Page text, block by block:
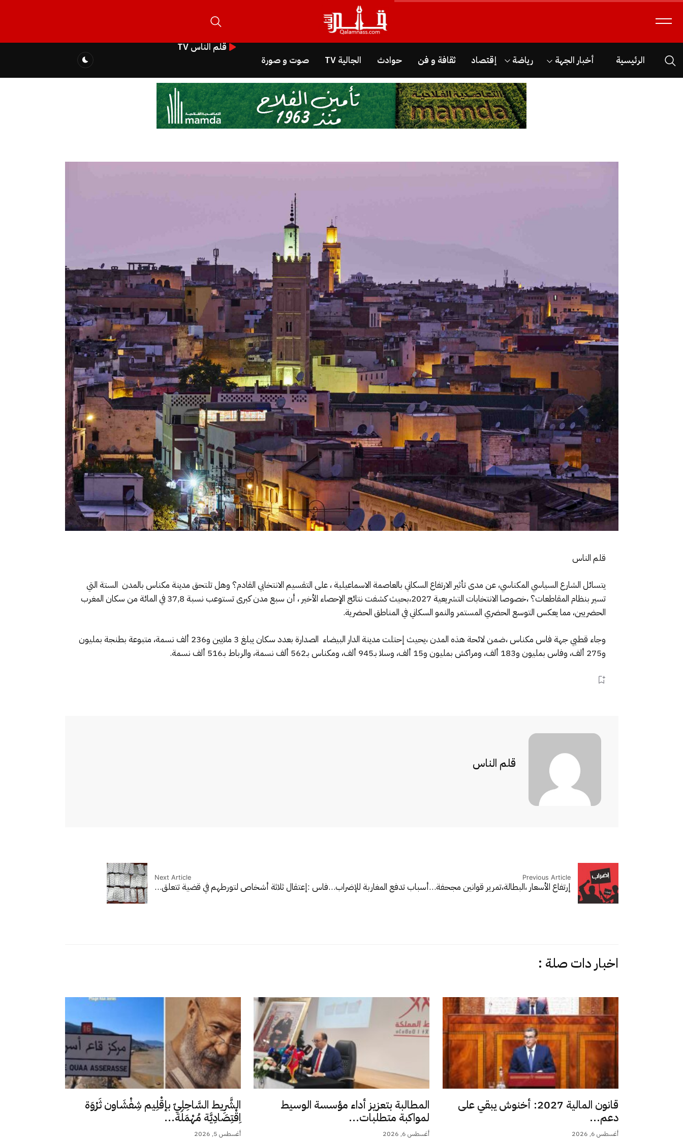
الرئيسية أخبار الجهة رياضة إقتصاد ثقافة و فن حوادث الجالية TV صوت و صورة
قلم الناس TV
قلم الناس
يتسائل الشارع السياسي المكناسي، عن مدى تأثير الارتفاع السكاني بالعاصمة الاسماعيلية ، على التقسيم الانتخابي القادم؟ وهل تلتحق مدينة مكناس بالمدن الستة التي
تسير بنظام المقاطعات؟ ،خصوصا الانتخابات التشريعية 2027،بحيث كشفت نتائج الإحصاء الأخير ، أن سبع مدن كبرى تستوعب نسبة 37,8 في المائة من سكان المغرب
الحضريين، مما يعكس التوسع الحضري المستمر والنمو السكاني في المناطق الحضرية.
وجاء قطبي جهة فاس مكناس ،ضمن لائحة هذه المدن ،يحيث إحتلت مدينة الدار البيضاء الصدارة بعدد سكان يبلغ 3 ملايين و236 ألف نسمة، متبوعة بطنجة بمليون
و275 ألف، وفاس بمليون و183 ألف، ومراكش بمليون و15 ألف، وسلا بـ945 ألف، ومكناس بـ562 ألف نسمة، والرباط بـ516 ألف نسمة.
قلم الناس
Previous Article
إرتفاع الأسعار ،البطالة،تمرير قوانين مجحفة…أسباب تدفع المغاربة للإضراب…
Next Article
فاس :إعتقال ثلاثة أشخاص لتورطهم في قضية تتعلق…
اخبار دات صلة :
قانون المالية 2027: أخنوش يبقي على
دعم...
أغسطس 6, 2026
المطالبة بتعزيز أداء مؤسسة الوسيط
لمواكبة متطلبات...
أغسطس 6, 2026
الشَّرِيط السَّاحِلِيّ بإقْلِيم شِفْشَاون ثَرْوَة
اِقْتِصَادِيَّة مُهْمَلَة...
أغسطس 5, 2026